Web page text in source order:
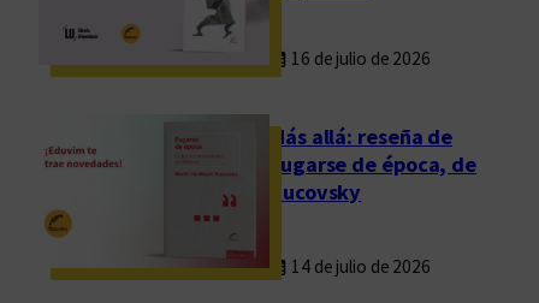
16 de julio de 2026
Más allá: reseña de
Fugarse de época, de
Rucovsky
14 de julio de 2026